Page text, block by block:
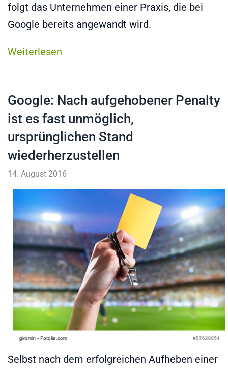
folgt das Unternehmen einer Praxis, die bei
Google bereits angewandt wird.
Weiterlesen
Google: Nach aufgehobener Penalty
ist es fast unmöglich,
ursprünglichen Stand
wiederherzustellen
14. August 2016
Selbst nach dem erfolgreichen Aufheben einer